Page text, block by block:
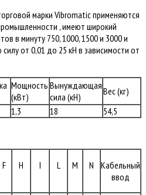
марки Vibromatic применяются
, имеют широкий
в минуту 750, 1000, 1500 и 3000 и
от 0,01 до 25 кН в зависимости от
Мощность
(кВт)
Вынуждающая
сила (кН)
Вес (кг)
1,3 18
54,5
F H I L M N
Кабельный
ввод